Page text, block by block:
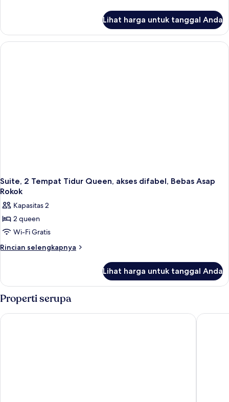
Suite,
Tempat
Lihat harga untuk tanggal Anda
Suite, 2 Tempat Tidur Queen, akses difabel, Bebas Asap
Rokok
Kapasitas 2
2 queen
Wi-Fi Gratis
Rincian selengkapnya
Rincian
Suite,
2
Tempat
Tidur
Queen,
Lihat harga untuk tanggal Anda
Properti serupa
Days Inn by Wyndham Camden AR Sleep